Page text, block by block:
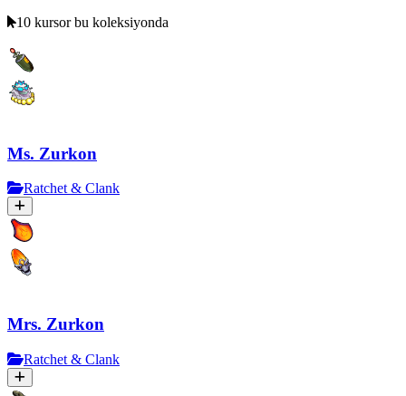
10 kursor bu koleksiyonda
Ms. Zurkon
Ratchet & Clank
Mrs. Zurkon
Ratchet & Clank